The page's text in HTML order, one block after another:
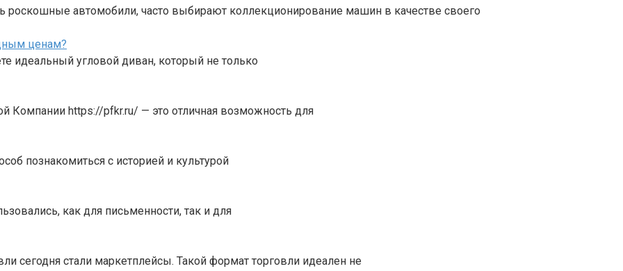
автомобили, часто выбирают коллекционирование машин в качестве своего
ценам?
идеальный угловой диван, который не только
https://pfkr.ru/ — это отличная возможность для
познакомиться с историей и культурой
как для письменности, так и для
сегодня стали маркетплейсы. Такой формат торговли идеален не